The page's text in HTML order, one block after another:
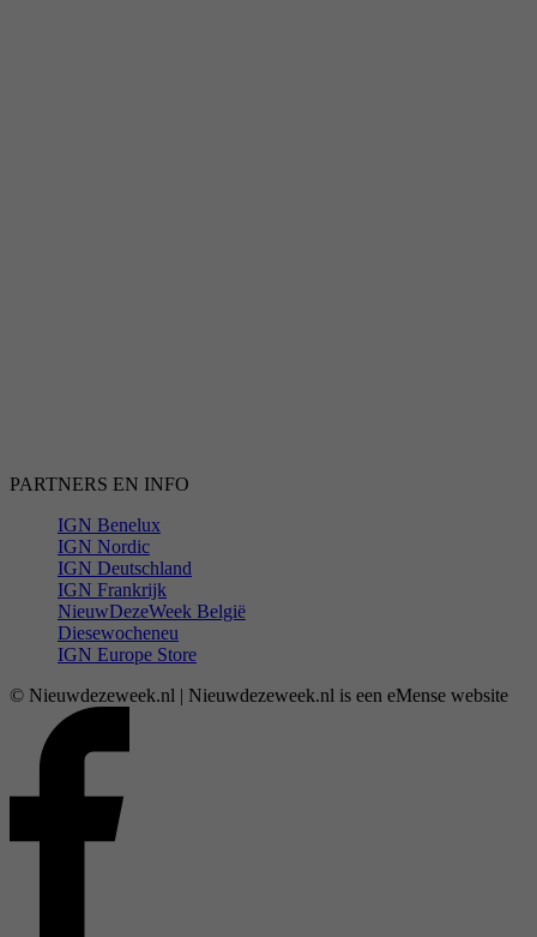
PARTNERS EN INFO
IGN Benelux
IGN Nordic
IGN Deutschland
IGN Frankrijk
NieuwDezeWeek België
Diesewocheneu
IGN Europe Store
© Nieuwdezeweek.nl | Nieuwdezeweek.nl is een eMense website